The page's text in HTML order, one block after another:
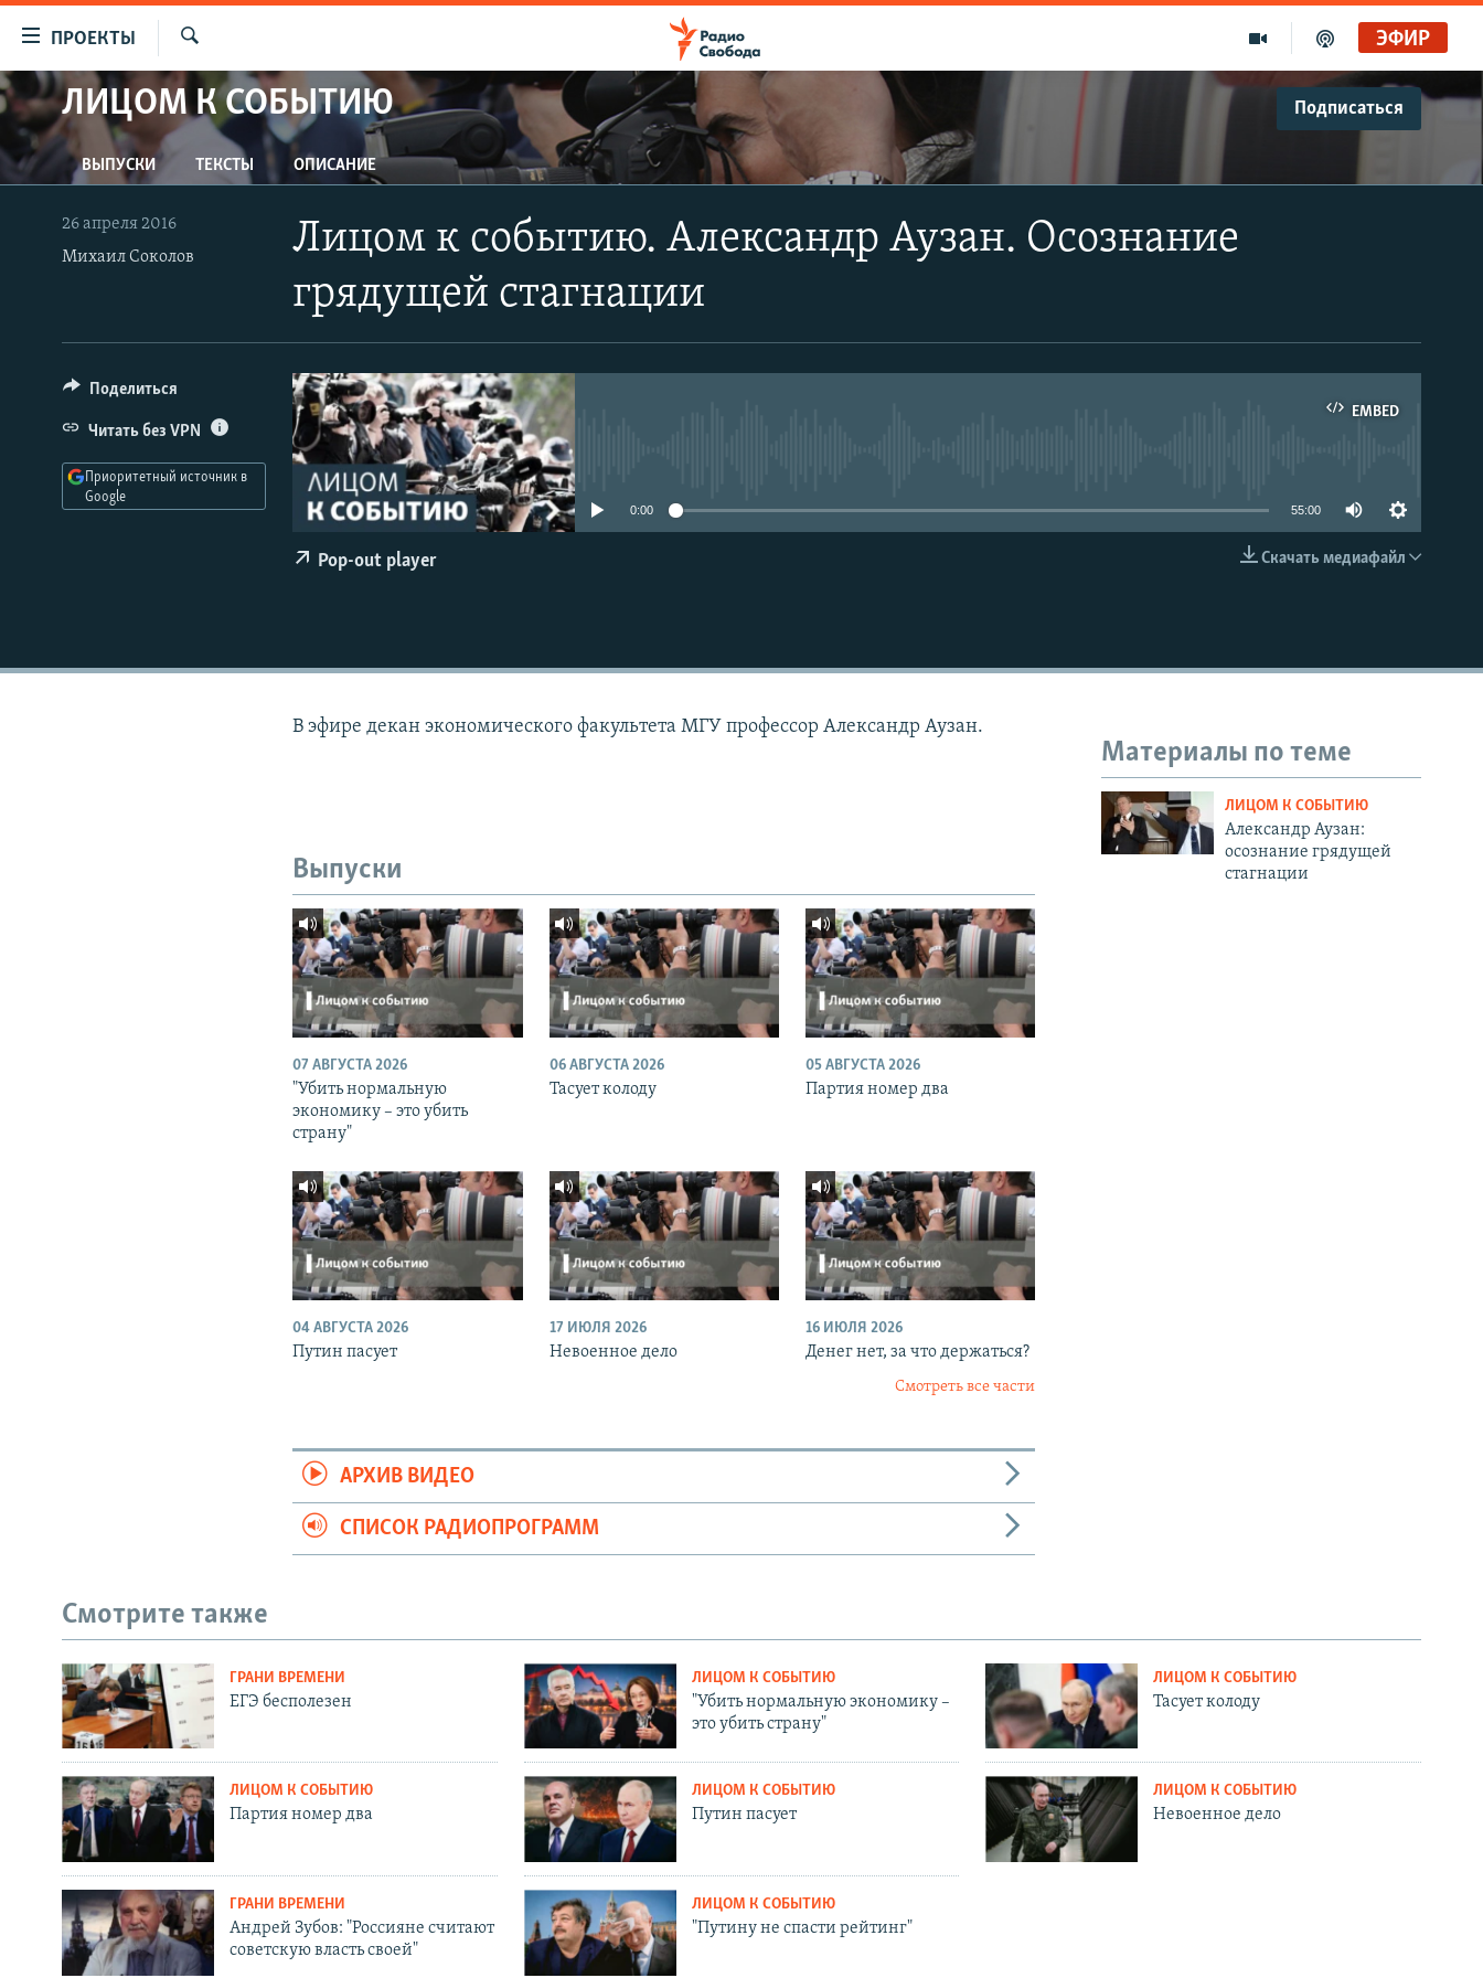
упрощенного
доступа
Вернуться
к
основному
содержанию
Вернутся
ПРОЕКТЫ
ПРОГРАММЫ
ПОДКАСТЫ
АВТОРСКИЕ ПРОЕКТЫ
ЦИТАТЫ СВОБОДЫ
МНЕНИЯ
IDEL.РЕАЛИИ
КАВКАЗ.РЕАЛИИ
СЕВЕР.РЕАЛИИ
СИБИРЬ.РЕАЛИИ
РАСПИСАНИЕ ВЕЩАНИЯ
Искать
ЭФИР
ЛИЦОМ К СОБЫТИЮ Подписаться
ВЫПУСКИ ТЕКСТЫ ОПИСАНИЕ
Лицом к событию. Александр Аузан. Осознание
грядущей стагнации
26 апреля 2016
Михаил Соколов
EMBED
EMBED
0:00 55:00
Скачать медиафайл
Pop-out player
Поделиться
Читать без VPN
Приоритетный источник в
Google
В эфире декан экономического факультета МГУ профессор Александр Аузан.
Материалы по теме
ЛИЦОМ К СОБЫТИЮ
Александр Аузан:
осознание грядущей
стагнации
Выпуски
07 АВГУСТА 2026
"Убить нормальную
экономику – это убить
страну"
06 АВГУСТА 2026
Тасует колоду
05 АВГУСТА 2026
Партия номер два
04 АВГУСТА 2026
Путин пасует
17 ИЮЛЯ 2026
Невоенное дело
16 ИЮЛЯ 2026
Денег нет, за что держаться?
Смотреть все части
АРХИВ ВИДЕО
СПИСОК РАДИОПРОГРАММ
Смотрите также
ГРАНИ ВРЕМЕНИ
ЕГЭ бесполезен
ЛИЦОМ К СОБЫТИЮ
"Убить нормальную экономику –
это убить страну"
ЛИЦОМ К СОБЫТИЮ
Тасует колоду
ЛИЦОМ К СОБЫТИЮ
Партия номер два
ЛИЦОМ К СОБЫТИЮ
Путин пасует
ЛИЦОМ К СОБЫТИЮ
Невоенное дело
ГРАНИ ВРЕМЕНИ
Андрей Зубов: "Россияне считают
советскую власть своей"
ЛИЦОМ К СОБЫТИЮ
"Путину не спасти рейтинг"